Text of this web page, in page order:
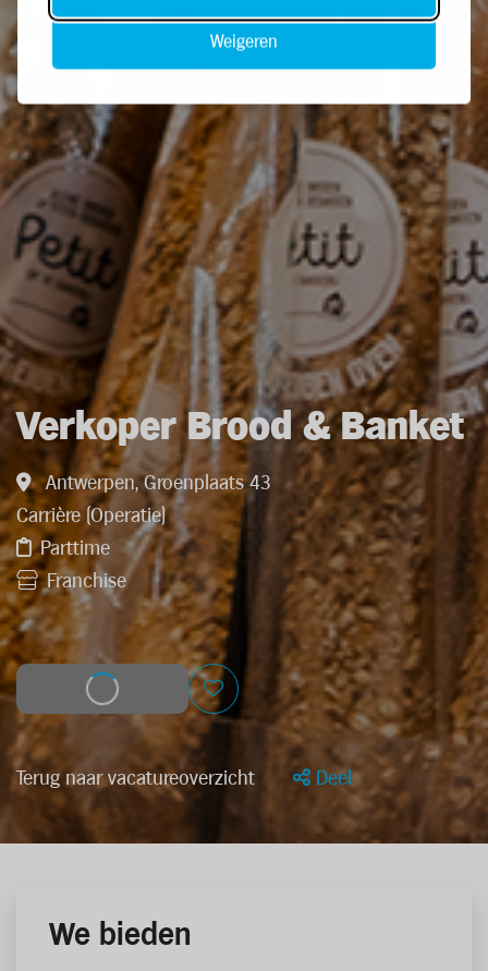
Weigeren
Verkoper Brood & Banket
Antwerpen, Groenplaats 43
Carrière (Operatie)
Parttime
Franchise
Solliciteer
Terug naar vacatureoverzicht Deel
We bieden